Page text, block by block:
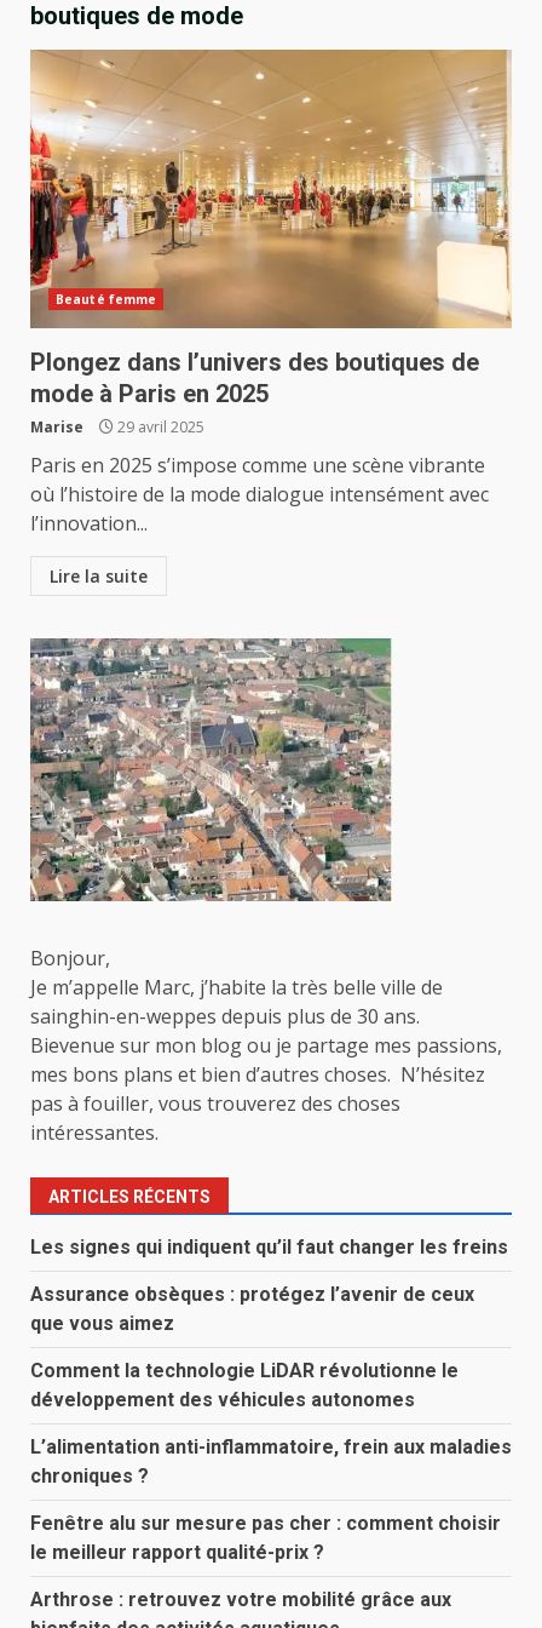
boutiques de mode
Beauté femme
Plongez dans l’univers des boutiques de
mode à Paris en 2025
Marise 29 avril 2025
Paris en 2025 s’impose comme une scène vibrante
où l’histoire de la mode dialogue intensément avec
l’innovation...
Lire la suite
Bonjour,
Je m’appelle Marc, j’habite la très belle ville de
sainghin-en-weppes depuis plus de 30 ans.
Bievenue sur mon blog ou je partage mes passions,
mes bons plans et bien d’autres choses. N’hésitez
pas à fouiller, vous trouverez des choses
intéressantes.
ARTICLES RÉCENTS
Les signes qui indiquent qu’il faut changer les freins
Assurance obsèques : protégez l’avenir de ceux
que vous aimez
Comment la technologie LiDAR révolutionne le
développement des véhicules autonomes
L’alimentation anti-inflammatoire, frein aux maladies
chroniques ?
Fenêtre alu sur mesure pas cher : comment choisir
le meilleur rapport qualité-prix ?
Arthrose : retrouvez votre mobilité grâce aux